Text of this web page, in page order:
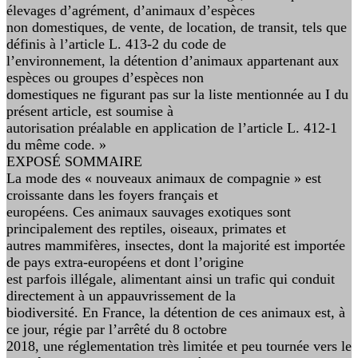
élevages d’agrément, d’animaux d’espèces
non domestiques, de vente, de location, de transit, tels que
définis à l’article L. 413-2 du code de
l’environnement, la détention d’animaux appartenant aux
espèces ou groupes d’espèces non
domestiques ne figurant pas sur la liste mentionnée au I du
présent article, est soumise à
autorisation préalable en application de l’article L. 412-1
du même code. »
EXPOSÉ SOMMAIRE
La mode des « nouveaux animaux de compagnie » est
croissante dans les foyers français et
européens. Ces animaux sauvages exotiques sont
principalement des reptiles, oiseaux, primates et
autres mammifères, insectes, dont la majorité est importée
de pays extra-européens et dont l’origine
est parfois illégale, alimentant ainsi un trafic qui conduit
directement à un appauvrissement de la
biodiversité. En France, la détention de ces animaux est, à
ce jour, régie par l’arrêté du 8 octobre
2018, une réglementation très limitée et peu tournée vers le